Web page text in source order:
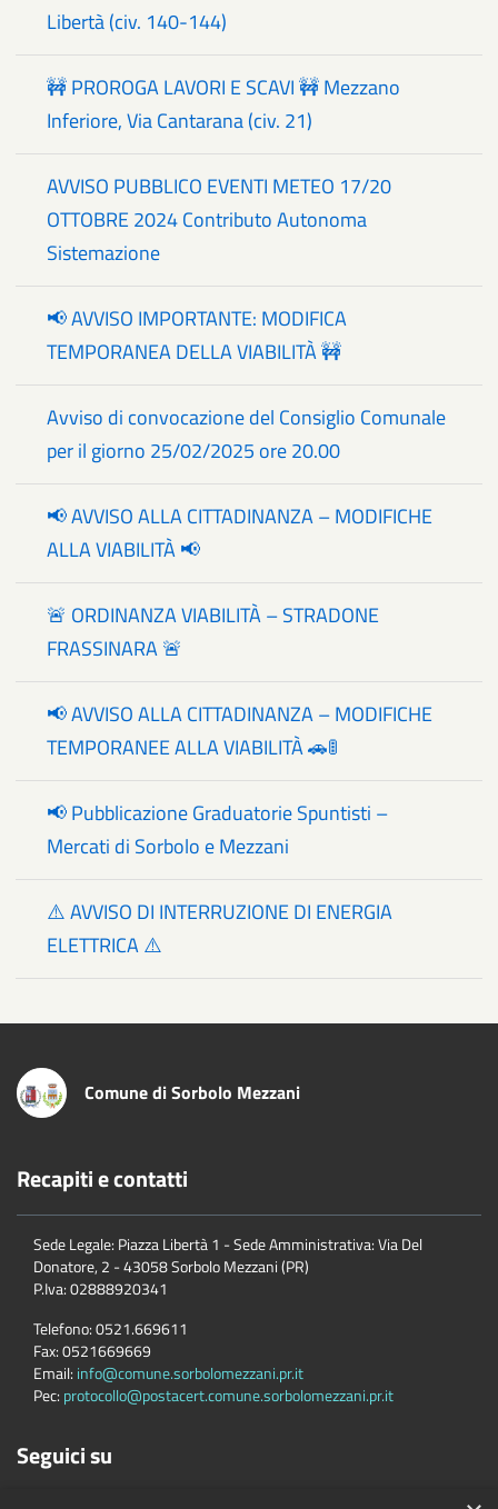
Libertà (civ. 140-144)
🚧 PROROGA LAVORI E SCAVI 🚧 Mezzano
Inferiore, Via Cantarana (civ. 21)
AVVISO PUBBLICO EVENTI METEO 17/20
OTTOBRE 2024 Contributo Autonoma
Sistemazione
📢 AVVISO IMPORTANTE: MODIFICA
TEMPORANEA DELLA VIABILITÀ 🚧
Avviso di convocazione del Consiglio Comunale
per il giorno 25/02/2025 ore 20.00
📢 AVVISO ALLA CITTADINANZA – MODIFICHE
ALLA VIABILITÀ 📢
🚨 ORDINANZA VIABILITÀ – STRADONE
FRASSINARA 🚨
📢 AVVISO ALLA CITTADINANZA – MODIFICHE
TEMPORANEE ALLA VIABILITÀ 🚗🚦
📢 Pubblicazione Graduatorie Spuntisti –
Mercati di Sorbolo e Mezzani
⚠️ AVVISO DI INTERRUZIONE DI ENERGIA
ELETTRICA ⚠️
Comune di Sorbolo Mezzani
Recapiti e contatti
Sede Legale: Piazza Libertà 1 - Sede Amministrativa: Via Del
Donatore, 2 - 43058 Sorbolo Mezzani (PR)
P.Iva:02888920341
Telefono:0521.669611
Fax:0521669669
Email: info@comune.sorbolomezzani.pr.it
Pec: protocollo@postacert.comune.sorbolomezzani.pr.it
Seguici su